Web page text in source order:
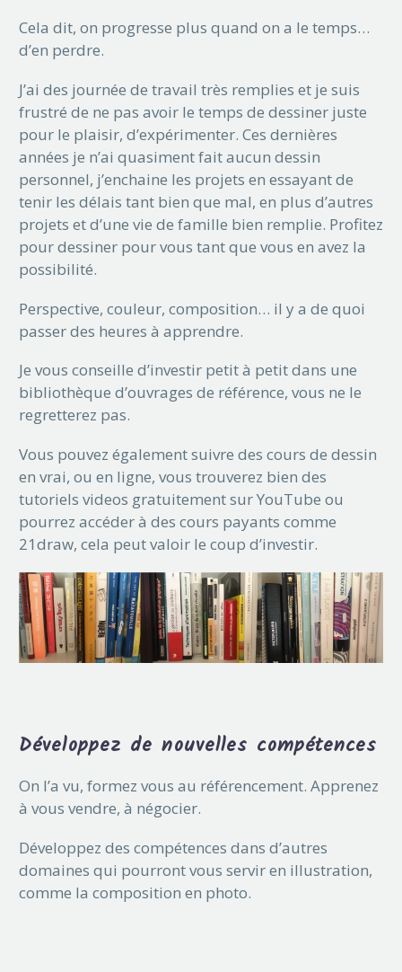
Cela dit, on progresse plus quand on a le temps…
d’en perdre.
J’ai des journée de travail très remplies et je suis
frustré de ne pas avoir le temps de dessiner juste
pour le plaisir, d’expérimenter. Ces dernières
années je n’ai quasiment fait aucun dessin
personnel, j’enchaine les projets en essayant de
tenir les délais tant bien que mal, en plus d’autres
projets et d’une vie de famille bien remplie. Profitez
pour dessiner pour vous tant que vous en avez la
possibilité.
Perspective, couleur, composition… il y a de quoi
passer des heures à apprendre.
Je vous conseille d’investir petit à petit dans une
bibliothèque d’ouvrages de référence, vous ne le
regretterez pas.
Vous pouvez également suivre des cours de dessin
en vrai, ou en ligne, vous trouverez bien des
tutoriels videos gratuitement sur YouTube ou
pourrez accéder à des cours payants comme
21draw, cela peut valoir le coup d’investir.
Développez de nouvelles compétences
On l’a vu, formez vous au référencement. Apprenez
à vous vendre, à négocier.
Développez des compétences dans d’autres
domaines qui pourront vous servir en illustration,
comme la composition en photo.